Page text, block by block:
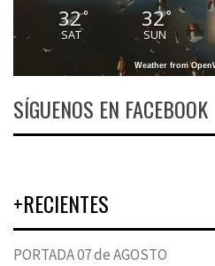
32°
SAT
32°
SUN
Weather from
SÍGUENOS EN FACEBOOK
+RECIENTES
PORTADA 07 de AGOSTO